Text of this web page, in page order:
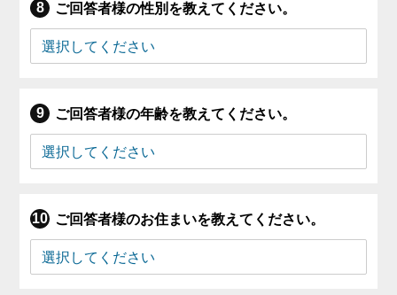
ご回答者様の性別を教えてください。
ご回答者様の年齢を教えてください。
ご回答者様のお住まいを教えてください。